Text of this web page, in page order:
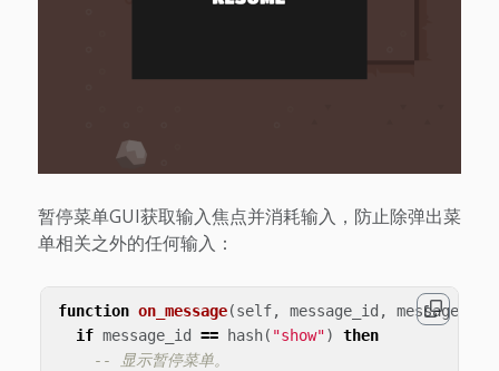
暂停菜单GUI获取输入焦点并消耗输入，防止除弹出菜
单相关之外的任何输入：
function on_message(self, message_id , message
if message_id == hash( "show")
then
-- 显示暂停菜单。